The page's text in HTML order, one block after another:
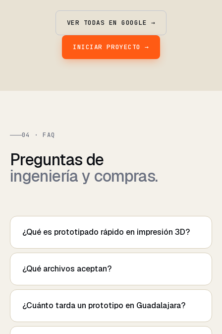
VER TODAS EN GOOGLE →
INICIAR PROYECTO →
04 · FAQ
Preguntas de
ingeniería y compras.
¿Qué es prototipado rápido en impresión 3D?
¿Qué archivos aceptan?
¿Cuánto tarda un prototipo en Guadalajara?